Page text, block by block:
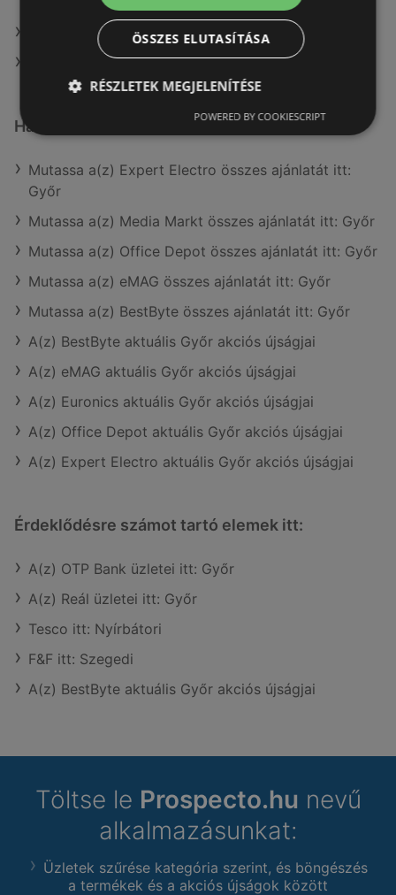
Weboldal: www.alza.hu
A(z) Alza.hu aktuális akciós újságjai
Hasonló kiskereskedők itt: Győr
Mutassa a(z) Expert Electro összes ajánlatát itt:
Győr
Mutassa a(z) Media Markt összes ajánlatát itt: Győr
Mutassa a(z) Office Depot összes ajánlatát itt: Győr
Mutassa a(z) eMAG összes ajánlatát itt: Győr
Mutassa a(z) BestByte összes ajánlatát itt: Győr
A(z) BestByte aktuális Győr akciós újságjai
A(z) eMAG aktuális Győr akciós újságjai
A(z) Euronics aktuális Győr akciós újságjai
A(z) Office Depot aktuális Győr akciós újságjai
A(z) Expert Electro aktuális Győr akciós újságjai
Érdeklődésre számot tartó elemek itt:
A(z) OTP Bank üzletei itt: Győr
A(z) Reál üzletei itt: Győr
Tesco itt: Nyírbátori
F&F itt: Szegedi
A(z) BestByte aktuális Győr akciós újságjai
Töltse le Prospecto.hu nevű
alkalmazásunkat:
Üzletek szűrése kategória szerint, és böngészés
a termékek és a akciós újságok között
ÖSSZES ELUTASÍTÁSA
RÉSZLETEK MEGJELENÍTÉSE
POWERED BY COOKIESCRIPT